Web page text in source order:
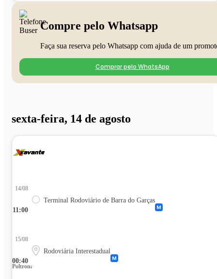
Compre pelo Whatsapp
Faça sua reserva pelo Whatsapp com ajuda de um
Comprar pelo WhatsApp
sexta-feira, 14 de agosto
11:00
14/08
Terminal Rodoviário de Barra do Garças
00:40
15/08
Rodoviária Interestadual
Poltrona